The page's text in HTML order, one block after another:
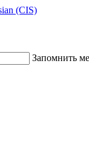
Запомнить